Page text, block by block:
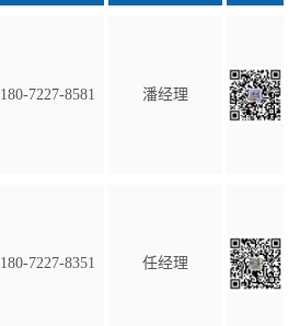
180-7227-8581 潘经理
180-7227-8351 任经理